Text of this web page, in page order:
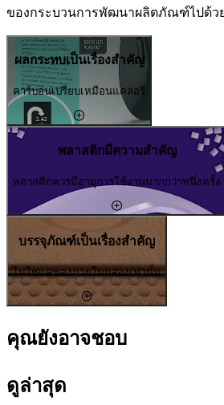
ของกระบวนการพัฒนาผลิตภัณฑ์ไปด้ว
ผลกระทบเป็นเรื่องสำคัญ
คาร์บอนเปรียบเหมือนแคลอรี่
พลาสติกมีความสำคัญ
พลาสติกควรมีอายุการใช้งานมากกว่าหนึ่งครั้ง
บรรจุภัณฑ์เป็นเรื่องสำคัญ
ไม่ใช่แค่ของภายในกล่องเท่านั้น
คุณยังอาจชอบ
ดูล่าสุด